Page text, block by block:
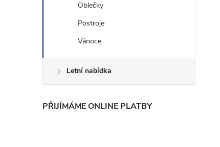
Oblečky
Postroje
Vánoce
Letní nabídka
PŘIJÍMÁME ONLINE PLATBY